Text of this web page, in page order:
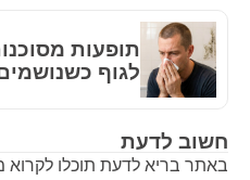
חשוב לדעת
באתר בריא לדעת תוכלו לקרוא
תופעות
לגוף